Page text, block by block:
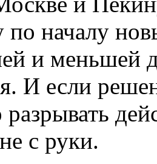
по началу
и меньшей
И если
разрывать
с руки.